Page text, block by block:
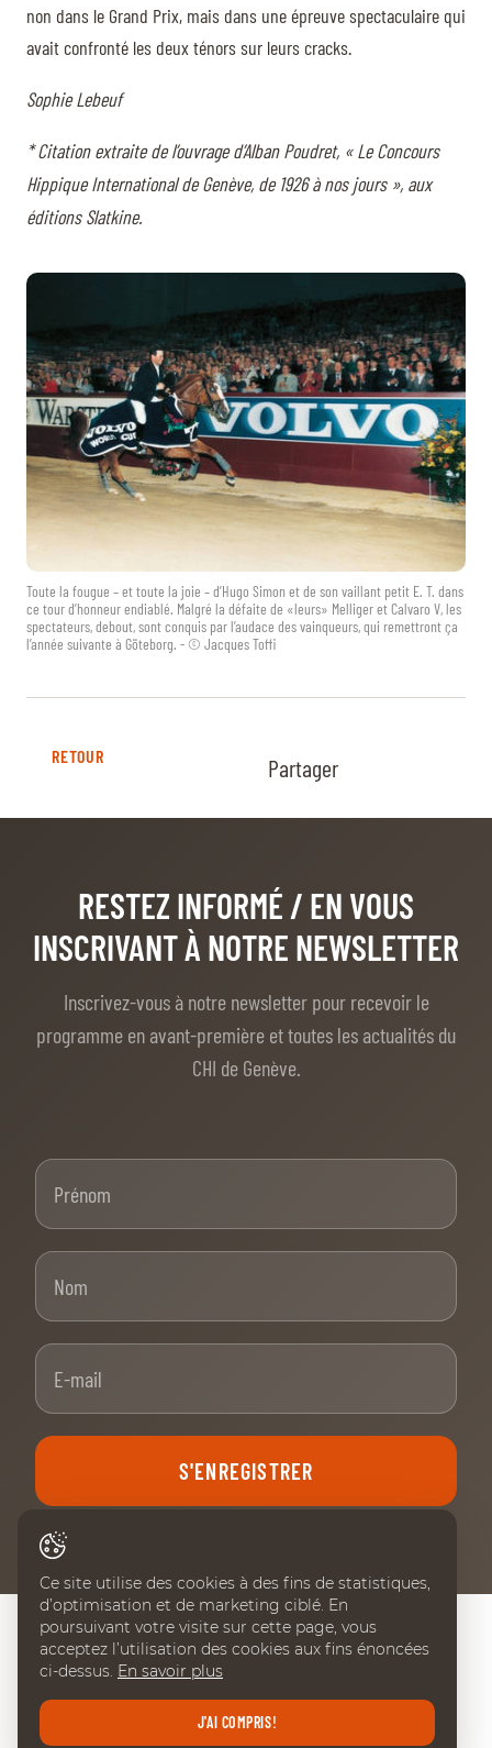
non dans le Grand Prix, mais dans une épreuve spectaculaire qui
avait confronté les deux ténors sur leurs cracks.
Sophie Lebeuf
* Citation extraite de l’ouvrage d’Alban Poudret, « Le Concours
Hippique International de Genève, de 1926 à nos jours », aux
éditions Slatkine.
Toute la fougue – et toute la joie – d’Hugo Simon et de son vaillant petit E. T. dans
ce tour d’honneur endiablé. Malgré la défaite de «leurs» Melliger et Calvaro V, les
spectateurs, debout, sont conquis par l’audace des vainqueurs, qui remettront ça
l’année suivante à Göteborg. - © Jacques Toffi
RETOUR Partager
RESTEZ INFORMÉ / EN VOUS
INSCRIVANT À NOTRE NEWSLETTER
Inscrivez-vous à notre newsletter pour recevoir le
programme en avant-première et toutes les actualités du
CHI de Genève.
S'ENREGISTRER
NOS PARTENAIRES PRINCIPAUX
Ce site utilise des cookies à des fins de statistiques,
d’optimisation et de marketing ciblé. En
poursuivant votre visite sur cette page, vous
acceptez l’utilisation des cookies aux fins énoncées
ci-dessus. En savoir plus
J'AI COMPRIS!